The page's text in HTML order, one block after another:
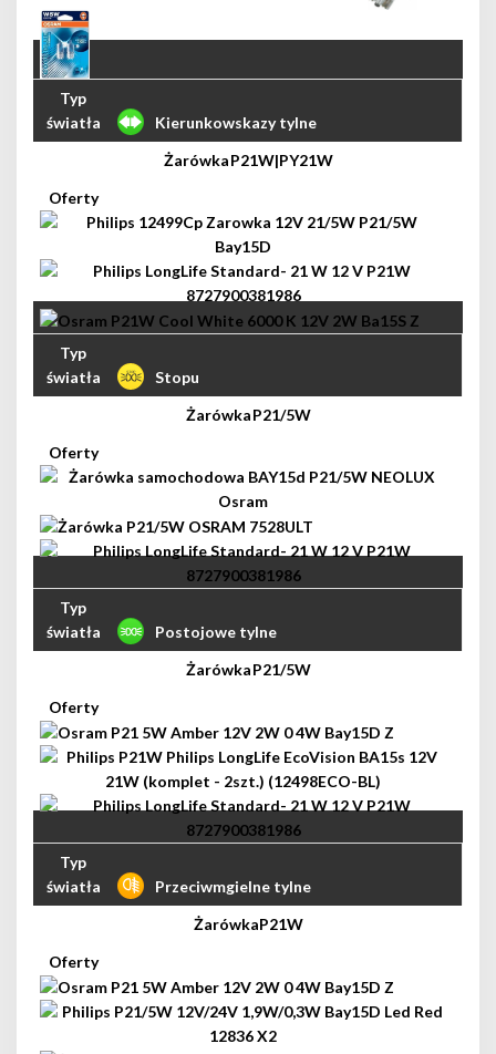
Kierunkowskazy tylne
P21W|PY21W
Stopu
P21/5W
Postojowe tylne
P21/5W
Przeciwmgielne tylne
P21W